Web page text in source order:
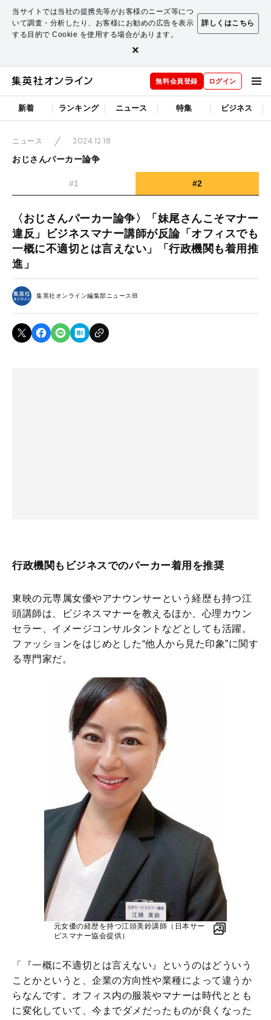
当サイトでは当社の提携先等がお客様のニーズ等につ
いて調査・分析したり、お客様にお勧めの広告を表示
する目的で Cookie を使用する場合があります。
詳しくはこちら
×
無料会員登録 ログイン
新着 ランキング ニュース 特集 ビジネス
ニュース
2024.12.18
おじさんパーカー論争
#1 #2
〈おじさんパーカー論争〉「妹尾さんこそマナー
違反」ビジネスマナー講師が反論「オフィスでも
一概に不適切とは言えない」「行政機関も着用推
進」
集英社オンライン編集部ニュース班
行政機関もビジネスでのパーカー着用を推奨
東映の元専属女優やアナウンサーという経歴も持つ江
頭講師は、ビジネスマナーを教えるほか、心理カウン
セラー、イメージコンサルタントなどとしても活躍。
ファッションをはじめとした“他人から見た印象”に関す
る専門家だ。
元女優の経歴を持つ江頭美鈴講師（日本サー
ビスマナー協会提供）
「『一概に不適切とは言えない』というのはどういう
ことかというと、企業の方向性や業種によって違うか
らなんです。オフィス内の服装やマナーは時代ととも
に変化していて、今までダメだったものが良くなった